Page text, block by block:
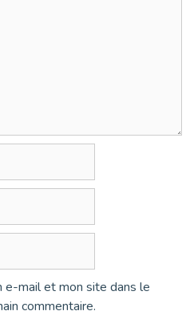
e-mail et mon site dans le
commentaire.